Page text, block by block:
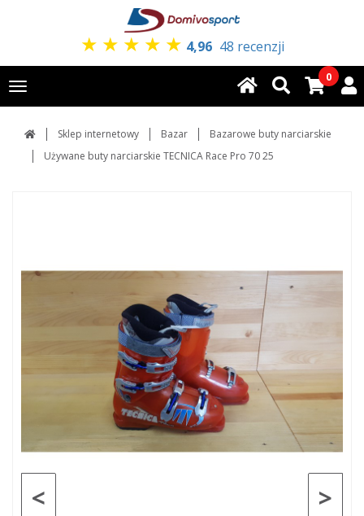
★ ★ ★ ★ ★ 4,96 48 recenzji
Toggle
navigation
0
Sklep internetowy Bazar
Bazarowe buty narciarskie
Używane buty narciarskie TECNICA Race Pro 70 25
>
<